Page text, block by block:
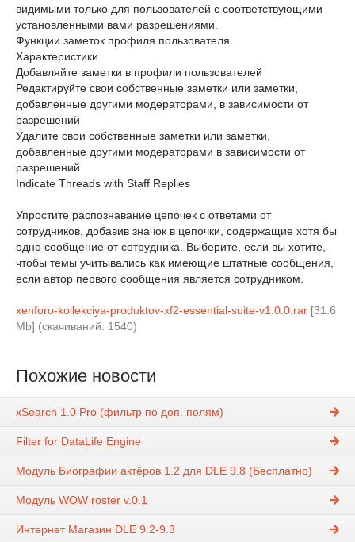
видимыми только для пользователей с соответствующими
установленными вами разрешениями.
Функции заметок профиля пользователя
Характеристики
Добавляйте заметки в профили пользователей
Редактируйте свои собственные заметки или заметки,
добавленные другими модераторами, в зависимости от
разрешений
Удалите свои собственные заметки или заметки,
добавленные другими модераторами в зависимости от
разрешений.
Indicate Threads with Staff Replies
Упростите распознавание цепочек с ответами от
сотрудников, добавив значок в цепочки, содержащие хотя бы
одно сообщение от сотрудника. Выберите, если вы хотите,
чтобы темы учитывались как имеющие штатные сообщения,
если автор первого сообщения является сотрудником.
xenforo-kollekciya-produktov-xf2-essential-suite-v1.0.0.rar [31.6
Mb] (cкачиваний: 1540)
Похожие новости
xSearch 1.0 Pro (фильтр по доп. полям)
Filter for DataLife Engine
Модуль Биографии актёров 1.2 для DLE 9.8 (Бесплатно)
Модуль WOW roster v.0.1
Интернет Магазин DLE 9.2-9.3